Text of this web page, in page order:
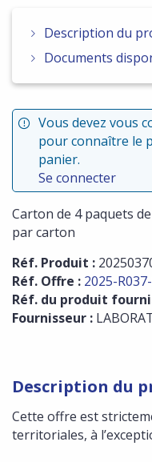
Description du
Documents
Vous devez vous
pour connaître le
panier.
Se connecter
Carton de 4 paquets
par carton
Réf. Produit :
Réf. Offre : 2025-
Réf. du produit
Fournisseur :
Description du
Cette offre est
territoriales, à